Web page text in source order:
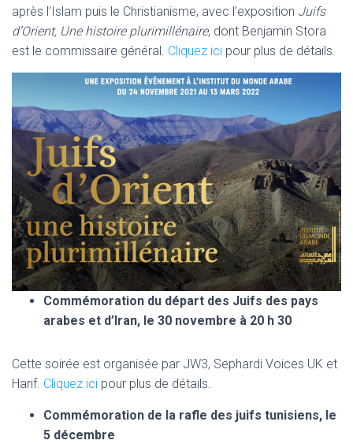
après l’Islam puis le Christianisme, avec l’exposition Juifs
d’Orient, Une histoire plurimillénaire, dont Benjamin Stora
est le commissaire général. Cliquez ici pour plus de détails.
Commémoration du départ des Juifs des pays
arabes et d’Iran, le 30 novembre à 20 h 30
Cette soirée est organisée par JW3, Sephardi Voices UK et
Harif. Cliquez ici pour plus de détails.
Commémoration de la rafle des juifs tunisiens, le
5 décembre